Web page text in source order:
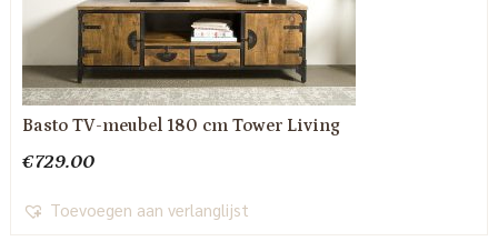
Basto TV-meubel 180 cm Tower Living
€729.00
Toevoegen aan verlanglijst